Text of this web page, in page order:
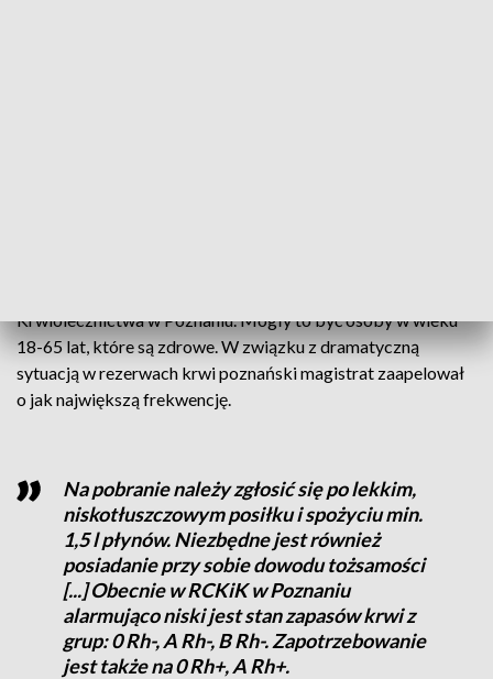
Krwiolecznictwa w Poznaniu. Mogły to być osoby w wieku
18-65 lat, które są zdrowe. W związku z dramatyczną
sytuacją w rezerwach krwi poznański magistrat zaapelował
o jak największą frekwencję.
Na pobranie należy zgłosić się po lekkim,
niskotłuszczowym posiłku i spożyciu min.
1,5 l płynów. Niezbędne jest również
posiadanie przy sobie dowodu tożsamości
[...] Obecnie w RCKiK w Poznaniu
alarmująco niski jest stan zapasów krwi z
grup: 0 Rh-, A Rh-, B Rh-. Zapotrzebowanie
jest także na 0 Rh+, A Rh+.